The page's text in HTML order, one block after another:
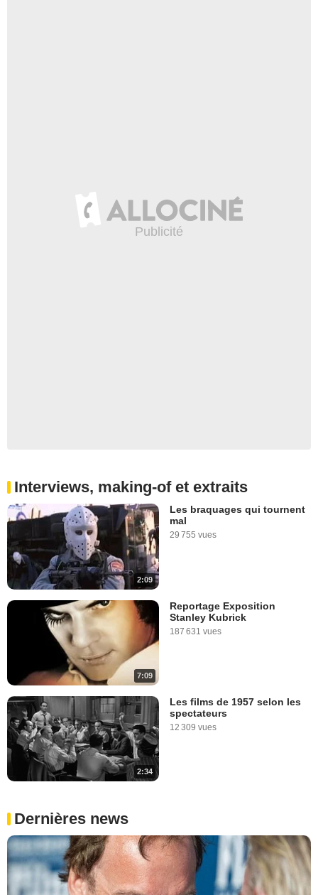
Interviews, making-of et extraits
2:09
Les braquages qui tournent
mal
29 755 vues
7:09
Reportage Exposition
Stanley Kubrick
187 631 vues
2:34
Les films de 1957 selon les
spectateurs
12 309 vues
Dernières news